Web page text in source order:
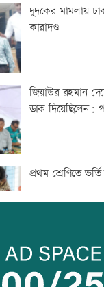
দুদকের মামলায়
কারাদণ্ড
জিয়াউর রহমান
ডাক দিয়েছিলেন:
প্রথম শ্রেণিতে
মেঘনার ভাঙনরোধে
অনিয়ম,